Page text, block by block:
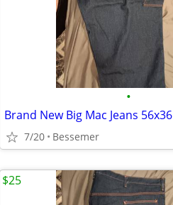
•
Brand New Big Mac Jeans 56x36
7/20 Bessemer
$25